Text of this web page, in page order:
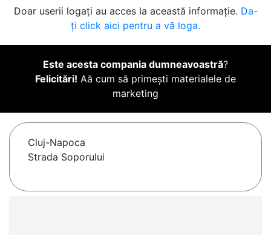
Doar userii logați au acces la această informație. Da-
ți click aici pentru a vă loga.
Este acesta compania dumneavoastră?
Felicitări! Aă cum să primești materialele de
marketing
Cluj-Napoca
Strada Soporului